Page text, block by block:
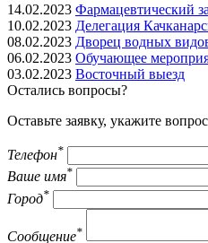
14.02.2023 Фармацевтический
10.02.2023 Делегация
08.02.2023 Дворец водных
06.02.2023 Обучающее
03.02.2023 Восточный выезд
Остались вопросы?
Оставьте заявку, укажите
Телефон*
Ваше имя*
Город*
Сообщение*